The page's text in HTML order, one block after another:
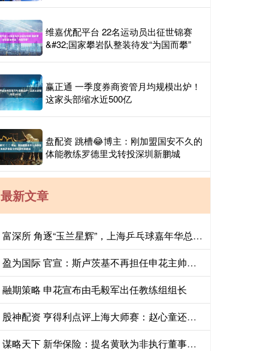
维嘉优配平台 22名运动员出征世锦赛
&#32;国家攀岩队整装待发“为国而攀”
赢正通 一季度券商资管月均规模出炉！
这家头部缩水近500亿
盘配资 跳槽😂博主：刚加盟国安不久的
体能教练罗德里戈转投深圳新鹏城
最新文章
富深所 角逐“玉兰星辉”，上海乒乓球嘉年华总决赛进入倒计时
盈为国际 官宣：斯卢茨基不再担任申花主帅，毛毅军将出任一线队教练组组长
融期策略 申花宣布由毛毅军出任教练组组长
股神配资 亨得利点评上海大师赛：赵心童还有潜力，吴宜泽需注重细节
谋略天下 新华保险：提名黄耿为非执行董事候选人